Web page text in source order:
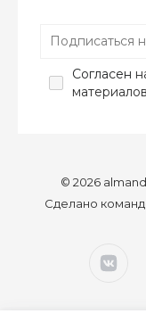
Согласен
материалов
© 2026
Сделано